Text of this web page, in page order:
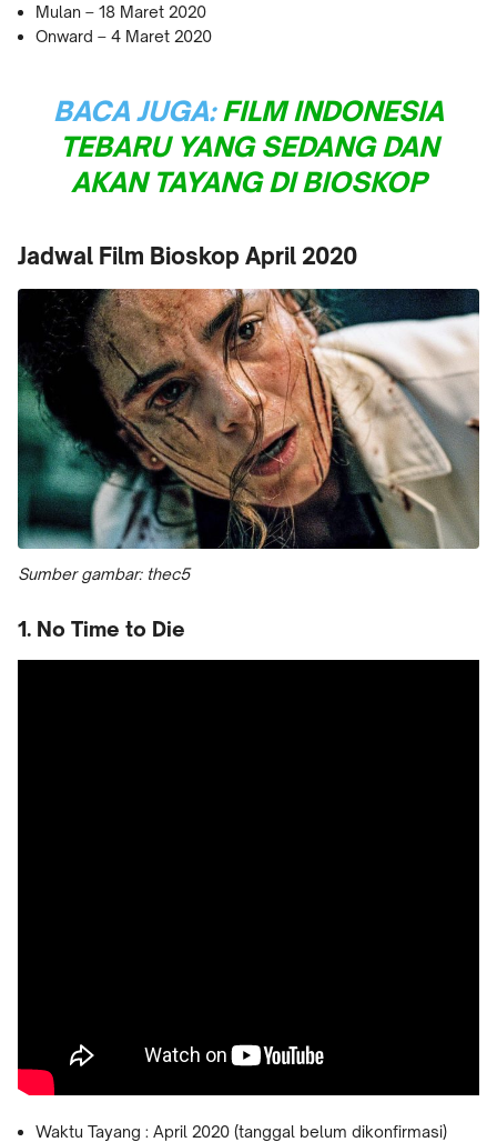
Mulan – 18 Maret 2020
Onward – 4 Maret 2020
BACA JUGA:FILM INDONESIA
TEBARU YANG SEDANG DAN
AKAN TAYANG DI BIOSKOP
Jadwal Film Bioskop April 2020
Sumber gambar: thec5
1. No Time to Die
Waktu Tayang : April 2020 (tanggal belum dikonfirmasi)